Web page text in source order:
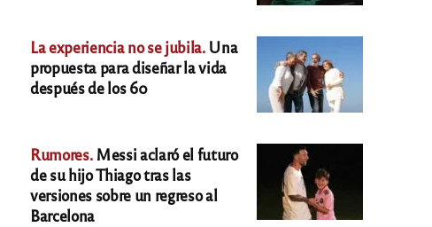
La experiencia no se jubila.Una
propuesta para diseñar la vida
después de los 60
Rumores.Messi aclaró el futuro
de su hijo Thiago tras las
versiones sobre un regreso al
Barcelona